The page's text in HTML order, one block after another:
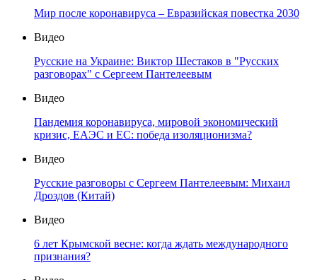
Мир после коронавируса – Евразийская повестка 2030
Видео
Русские на Украине: Виктор Шестаков в "Русских
разговорах" с Сергеем Пантелеевым
Видео
Пандемия коронавируса, мировой экономический
кризис, ЕАЭС и ЕС: победа изоляционизма?
Видео
Русские разговоры с Сергеем Пантелеевым: Михаил
Дроздов (Китай)
Видео
6 лет Крымской весне: когда ждать международного
признания?